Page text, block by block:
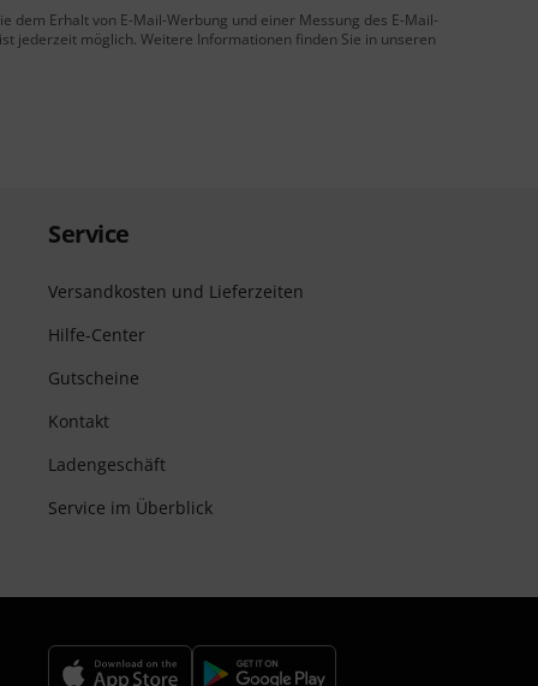
dem Erhalt von E-Mail-Werbung und einer Messung des E-Mail-
jederzeit möglich. Weitere Informationen finden Sie in unseren
Service
Versandkosten und Lieferzeiten
Hilfe-Center
Gutscheine
Kontakt
Ladengeschäft
Service im Überblick